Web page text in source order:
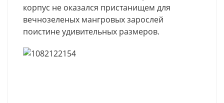
корпус не оказался пристанищем для
вечнозеленых мангровых зарослей
поистине удивительных размеров.